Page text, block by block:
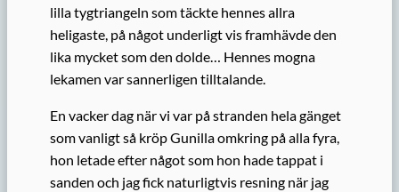
lilla tygtriangeln som täckte hennes allra
heligaste, på något underligt vis framhävde den
lika mycket som den dolde… Hennes mogna
lekamen var sannerligen tilltalande.
En vacker dag när vi var på stranden hela gänget
som vanligt så kröp Gunilla omkring på alla fyra,
hon letade efter något som hon hade tappat i
sanden och jag fick naturligtvis resning när jag